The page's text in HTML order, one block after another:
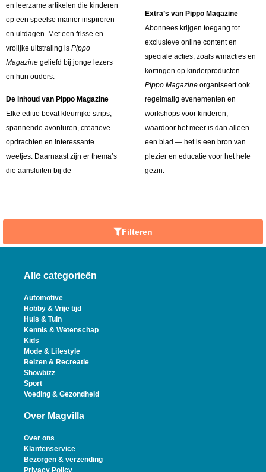
en leerzame artikelen die kinderen
op een speelse manier inspireren
en uitdagen. Met een frisse en
vrolijke uitstraling is Pippo
Magazine geliefd bij jonge lezers
en hun ouders.
De inhoud van Pippo Magazine
Elke editie bevat kleurrijke strips,
spannende avonturen, creatieve
opdrachten en interessante
weetjes. Daarnaast zijn er thema’s
die aansluiten bij de
Extra’s van Pippo Magazine
Abonnees krijgen toegang tot
exclusieve online content en
speciale acties, zoals winacties en
kortingen op kinderproducten.
Pippo Magazine organiseert ook
regelmatig evenementen en
workshops voor kinderen,
waardoor het meer is dan alleen
een blad — het is een bron van
plezier en educatie voor het hele
gezin.
Filteren
Alle categorieën
Automotive
Hobby & Vrije tijd
Huis & Tuin
Kennis & Wetenschap
Kids
Mode & Lifestyle
Reizen & Recreatie
Showbizz
Sport
Voeding & Gezondheid
Over Magvilla
Over ons
Klantenservice
Bezorgen & verzending
Privacy Policy